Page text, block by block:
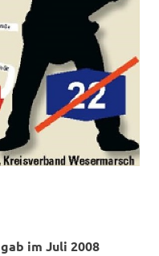
gab im Juli 2008